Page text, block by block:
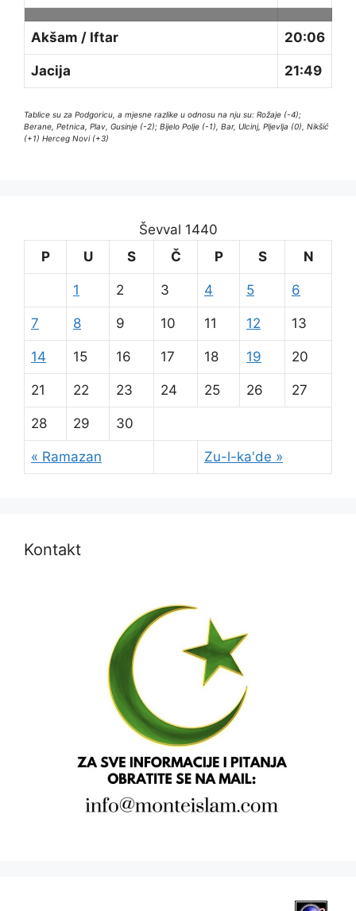
Akšam / Iftar 20:06
Jacija 21:49
Tablice su za Podgoricu, a mjesne razlike u odnosu na nju su: Rožaje (-4);
Berane, Petnica, Plav, Gusinje (-2); Bijelo Polje (-1), Bar, Ulcinj, Pljevlja (0), Nikšić
(+1) Herceg Novi (+3)
Ševval 1440
P
U S Č P S N
« Ramazan Zu-l-ka'de »
1 2 3 4 5 6
7 8 9 10 11 12 13
14 15 16 17 18 19 20
21 22 23 24 25 26 27
28 29 30
Kontakt